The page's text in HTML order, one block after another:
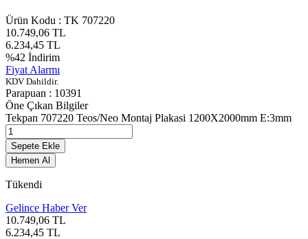
Ürün Kodu : TK 707220
10.749,06 TL
6.234,45 TL
%42 İndirim
Fiyat Alarmı
KDV Dahildir.
Parapuan : 10391
Öne Çıkan Bilgiler
Tekpan 707220 Teos/Neo Montaj Plakasi 1200X2000mm E:3mm
Sepete Ekle
Hemen Al
Tükendi
Gelince Haber Ver
10.749,06 TL
6.234,45 TL